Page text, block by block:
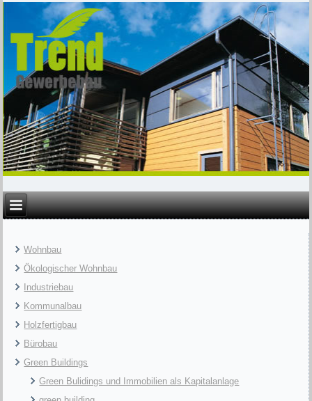
Wohnbau
Ökologischer Wohnbau
Industriebau
Kommunalbau
Holzfertigbau
Bürobau
Green Buildings
Green Bulidings und Immobilien als Kapitalanlage